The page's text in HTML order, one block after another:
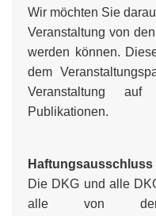
Wir möchten Sie
Veranstaltung von
werden können.
dem
Veranstaltung
Publikationen.
Haftungsausschluss
Die DKG und alle
alle von der